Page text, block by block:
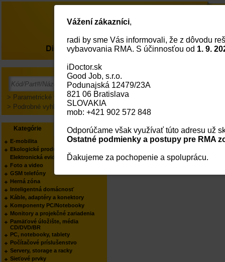
> Parametrické vyhľadávanie
> Podrobné vyhľadávanie
Kategórie Výrobcovia
E-mobilita
Ekologické produkty
Elektronická evidencia tržieb
Foto a video
GSM telefóny
Herná zóna
Inteligentná domácnosť
Káble, adaptéry a konektory
Komponenty PC/Notebooky
Monitory a projekčné zariadenia
Pamäťové úložište, média
CD/DVD/BR
PC, notebooky, tablety
Počítačové príslušenstvo
Servery, storage a racky
Sieťové prvky
O nás
Vážení zákazníci,
radi by sme Vás informovali, že z dôvodu
vybavovania RMA. S účinnosťou od 1. 9.
iDoctor.sk
Good Job, s.r.o.
Podunajská 12479/23A
821 06 Bratislava
SLOVAKIA
mob: +421 902 572 848
Odporúčame však využívať túto adresu už
Ostatné podmienky a postupy pre RMA
Ďakujeme za pochopenie a spoluprácu.